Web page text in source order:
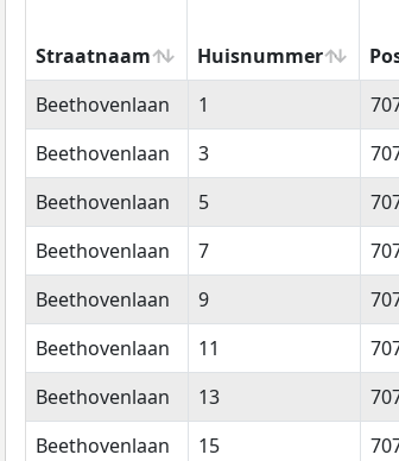
Straatnaam Huisnummer
Straatnaam
Huisnummer
Beethovenlaan 1
Beethovenlaan
3
Beethovenlaan
5
Beethovenlaan
7
Beethovenlaan
9
Beethovenlaan
11
Beethovenlaan
13
Beethovenlaan
15